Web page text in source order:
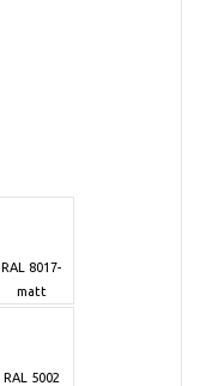
RAL 8017-
matt
RAL 5002